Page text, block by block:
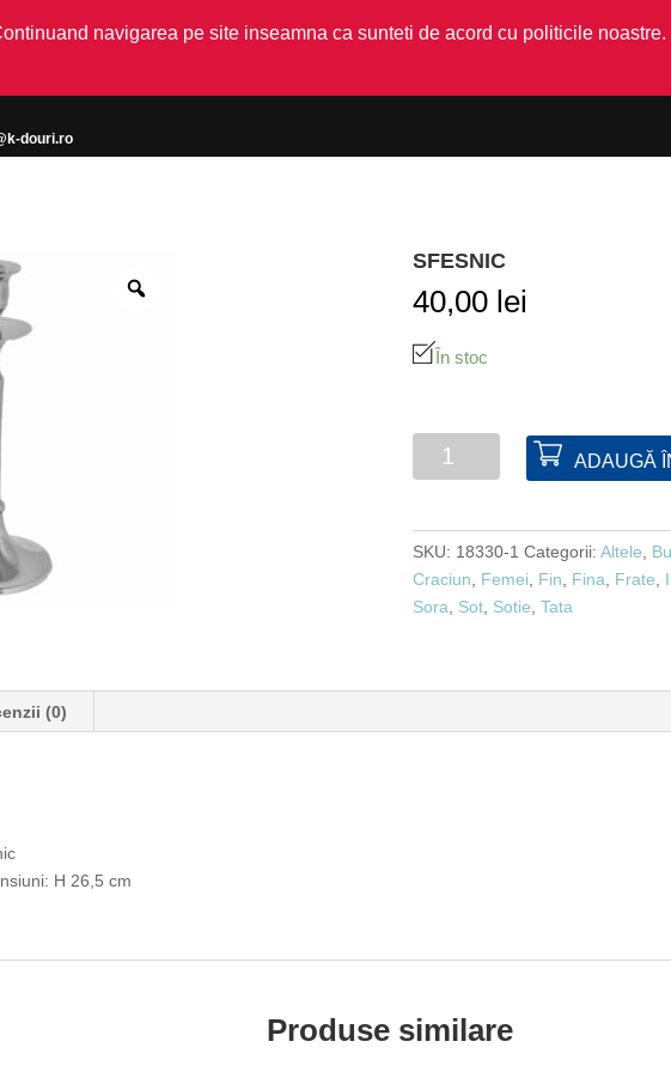
navigarea pe site inseamna ca sunteti de acord cu politicile
douri.ro
SFESNIC
40,00 lei
În stoc
Cantitate
ADAUGĂ
SKU: 18330-1 Categorii:Altele
Craciun
Femei Fin Fina Frate
Sora
Sot Sotie ,Tata
(0)
H 26,5 cm
Produse similare